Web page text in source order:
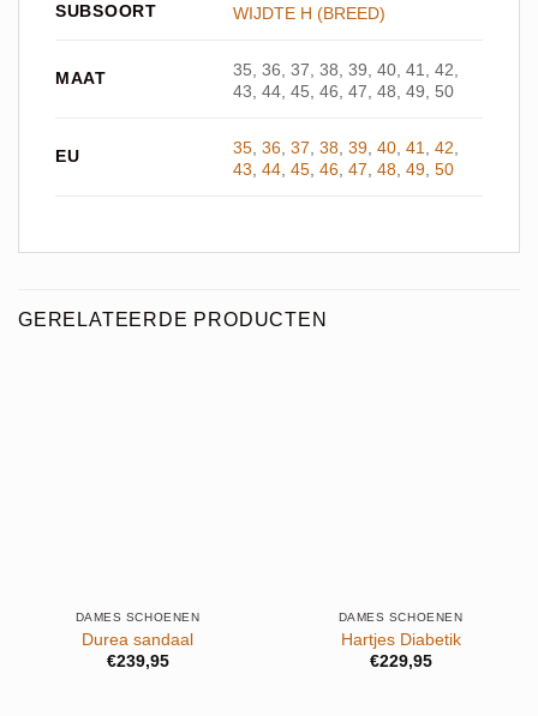
SUBSOORT WIJDTE H (BREED)
MAAT
35, 36, 37, 38, 39, 40, 41, 42,
43, 44, 45, 46, 47, 48, 49, 50
EU 35 ,36 ,37 ,38 ,39 ,40 ,41 ,42
43 ,44 ,45 ,46 ,47 ,48 ,49 ,50
GERELATEERDE PRODUCTEN
DAMES SCHOENEN
Durea sandaal
€239,95
DAMES SCHOENEN
Hartjes Diabetik
€229,95